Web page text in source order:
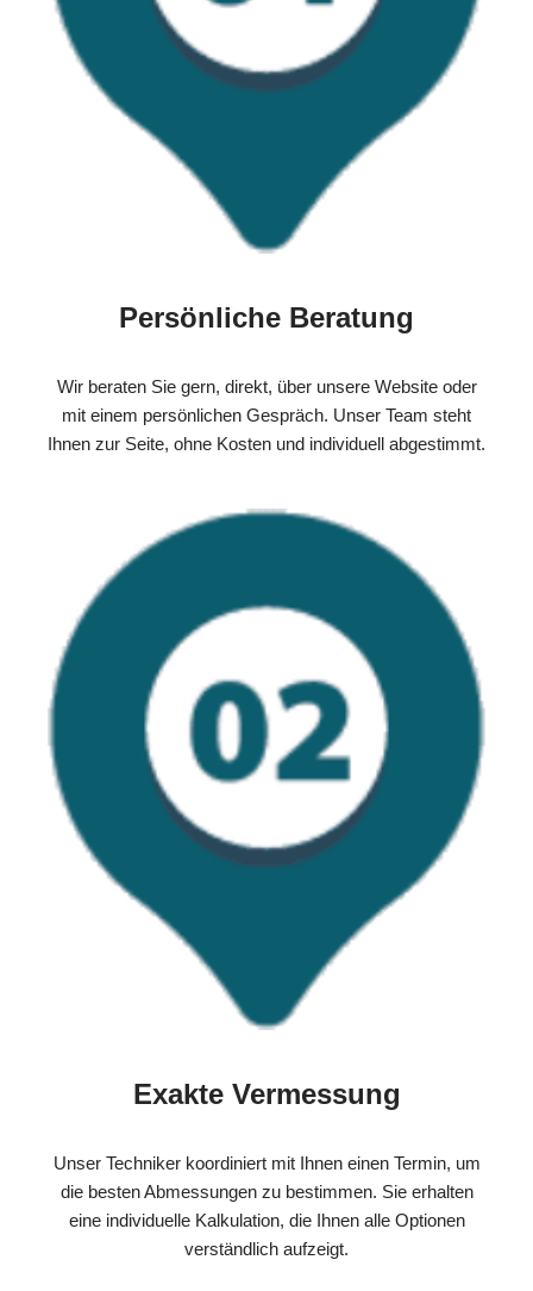
Persönliche Beratung
Wir beraten Sie gern, direkt, über unsere Website oder
mit einem persönlichen Gespräch. Unser Team steht
Ihnen zur Seite, ohne Kosten und individuell abgestimmt.
Exakte Vermessung
Unser Techniker koordiniert mit Ihnen einen Termin, um
die besten Abmessungen zu bestimmen. Sie erhalten
eine individuelle Kalkulation, die Ihnen alle Optionen
verständlich aufzeigt.